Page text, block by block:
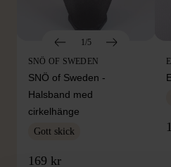
1/5
SNÖ OF SWEDEN
SNÖ of Sweden -
Halsband med
cirkelhänge
Gott skick
169 kr